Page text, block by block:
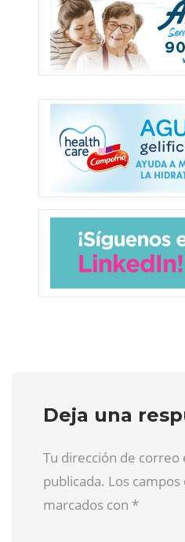
Deja una
Tu dirección de
publicada. Los
marcados con *